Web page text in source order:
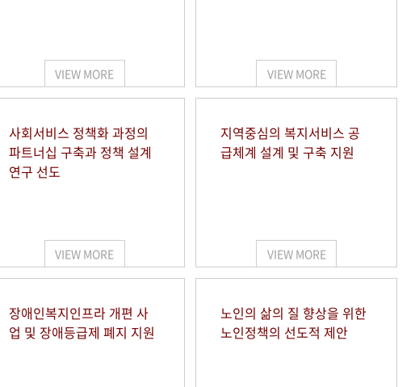
VIEW MORE VIEW MORE
사회서비스 정책화 과정의
파트너십 구축과 정책 설계
연구 선도
VIEW MORE
지역중심의 복지서비스 공
급체계 설계 및 구축 지원
VIEW MORE
장애인복지인프라 개편 사
업 및 장애등급제 폐지 지원
노인의 삶의 질 향상을 위한
노인정책의 선도적 제안